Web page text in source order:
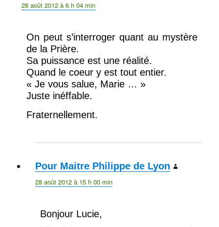
28 août 2012 à 6 h 04 min
On peut s’interroger quant au mystère
de la Prière.
Sa puissance est une réalité.
Quand le coeur y est tout entier.
« Je vous salue, Marie … »
Juste inéffable.
Fraternellement.
Pour Maitre Philippe de Lyon
28 août 2012 à 15 h 00 min
Bonjour Lucie,